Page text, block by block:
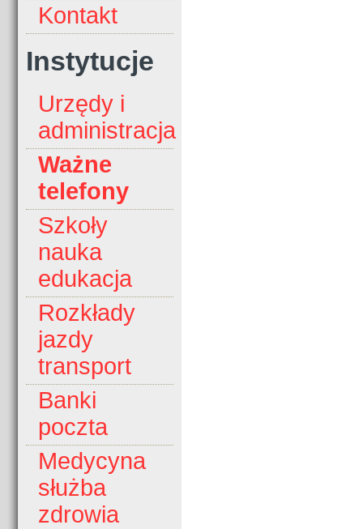
Kontakt
Instytucje
Urzędy i
administracja
Ważne
telefony
Szkoły
nauka
edukacja
Rozkłady
jazdy
transport
Banki
poczta
Medycyna
służba
zdrowia